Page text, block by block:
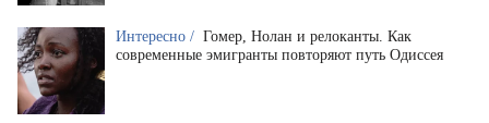
Интересно / Гомер, Нолан и релоканты. Как
современные эмигранты повторяют путь Одиссея